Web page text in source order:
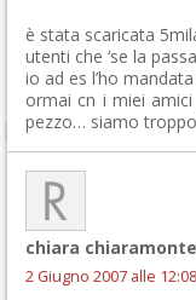
è stata scaricata
utenti che ‘se la
io ad es l’ho
ormai cn i miei
pezzo… siamo
chiara chiaramonte
2 Giugno 2007 alle 12:08